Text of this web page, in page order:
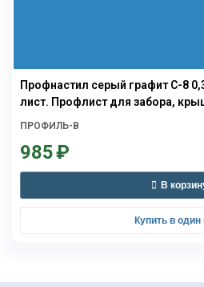
Профнастил серый графит С-8 0,35х1200х1700 мм. 1
лист. Профлист для забора,
фасадов
ПРОФИЛЬ-В
985₽
В
Купить в один